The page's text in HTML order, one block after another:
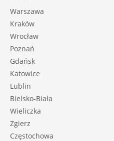
Warszawa
Kraków
Wrocław
Poznań
Gdańsk
Katowice
Lublin
Bielsko-Biała
Wieliczka
Zgierz
Częstochowa